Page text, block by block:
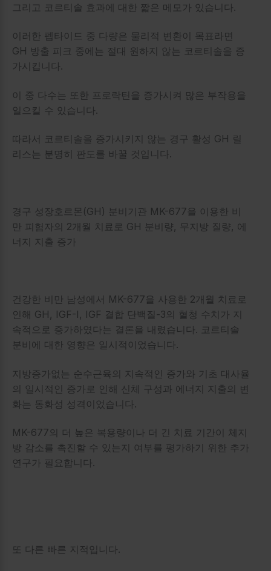
그리고 코르티솔 효과에 대한 짧은 메모가 있습니다.
이러한 펩타이드 중 다량은 물리적 변환이 목표라면
GH 방출 피크 중에는 절대 원하지 않는 코르티솔을 증
가시킵니다.
이 중 다수는 또한 프로락틴을 증가시켜 많은 부작용을
일으킬 수 있습니다.
따라서 코르티솔을 증가시키지 않는 경구 활성 GH 릴
리스는 분명히 판도를 바꿀 것입니다.
경구 성장호르몬(GH) 분비기관 MK-677을 이용한 비
만 피험자의 2개월 치료로 GH 분비량, 무지방 질량, 에
너지 지출 증가
건강한 비만 남성에서 MK-677을 사용한 2개월 치료로
인해 GH, IGF-I, IGF 결합 단백질-3의 혈청 수치가 지
속적으로 증가하였다는 결론을 내렸습니다. 코르티솔
분비에 대한 영향은 일시적이었습니다.
지방증가없는 순수근육의 지속적인 증가와 기초 대사율
의 일시적인 증가로 인해 신체 구성과 에너지 지출의 변
화는 동화성 성격이었습니다.
MK-677의 더 높은 복용량이나 더 긴 치료 기간이 체지
방 감소를 촉진할 수 있는지 여부를 평가하기 위한 추가
연구가 필요합니다.
또 다른 빠른 지적입니다.